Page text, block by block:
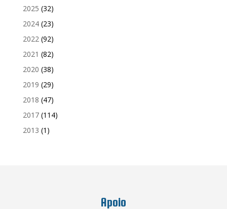
2025 (32)
2024(23)
2022 (92)
2021 (82)
2020 (38)
2019 (29)
2018 (47)
2017(114)
2013 (1)
Apoio